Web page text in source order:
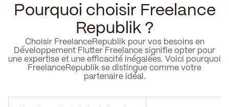
Pourquoi choisir Freelance
Republik ?
Choisir FreelanceRepublik pour vos besoins en
Développement Flutter Freelance signifie opter pour
une expertise et une efficacité inégalées. Voici pourquoi
FreelanceRepublik se distingue comme votre
partenaire idéal.